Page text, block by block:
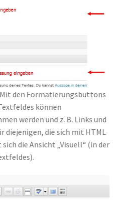
den Formatierungsbuttons
können
werden und z. B. Links und
diejenigen, die sich mit HTML
die Ansicht „Visuell“ (in der